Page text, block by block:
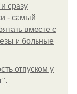
сразу
- самый
вместе с
и больные
отпуском у